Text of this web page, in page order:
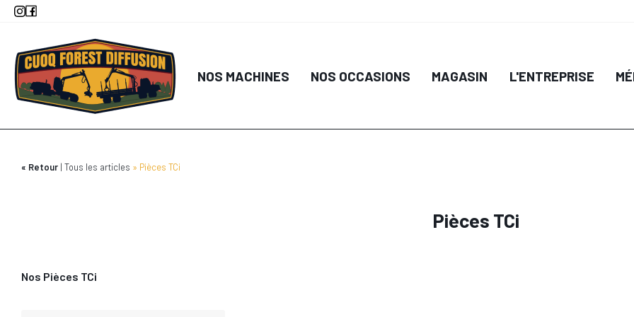
Aller
principal
NOS MACHINES NOS OCCASIONS MAGASIN L'ENTREPRISE
Retour Tous les articles Pièces TCi
Pièces TCi
Nos Pièces TCi
AJOUTER AU PANIER AJOUTER AU PANIER